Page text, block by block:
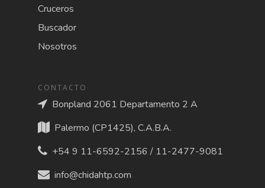
Cruceros
Buscador
Nosotros
CONTACTO
Bonpland 2061 Departamento 2 A
Palermo (CP1425), C.A.B.A.
+54 9 11-6592-2156 / 11-2477-9081
info@chidahtp.com